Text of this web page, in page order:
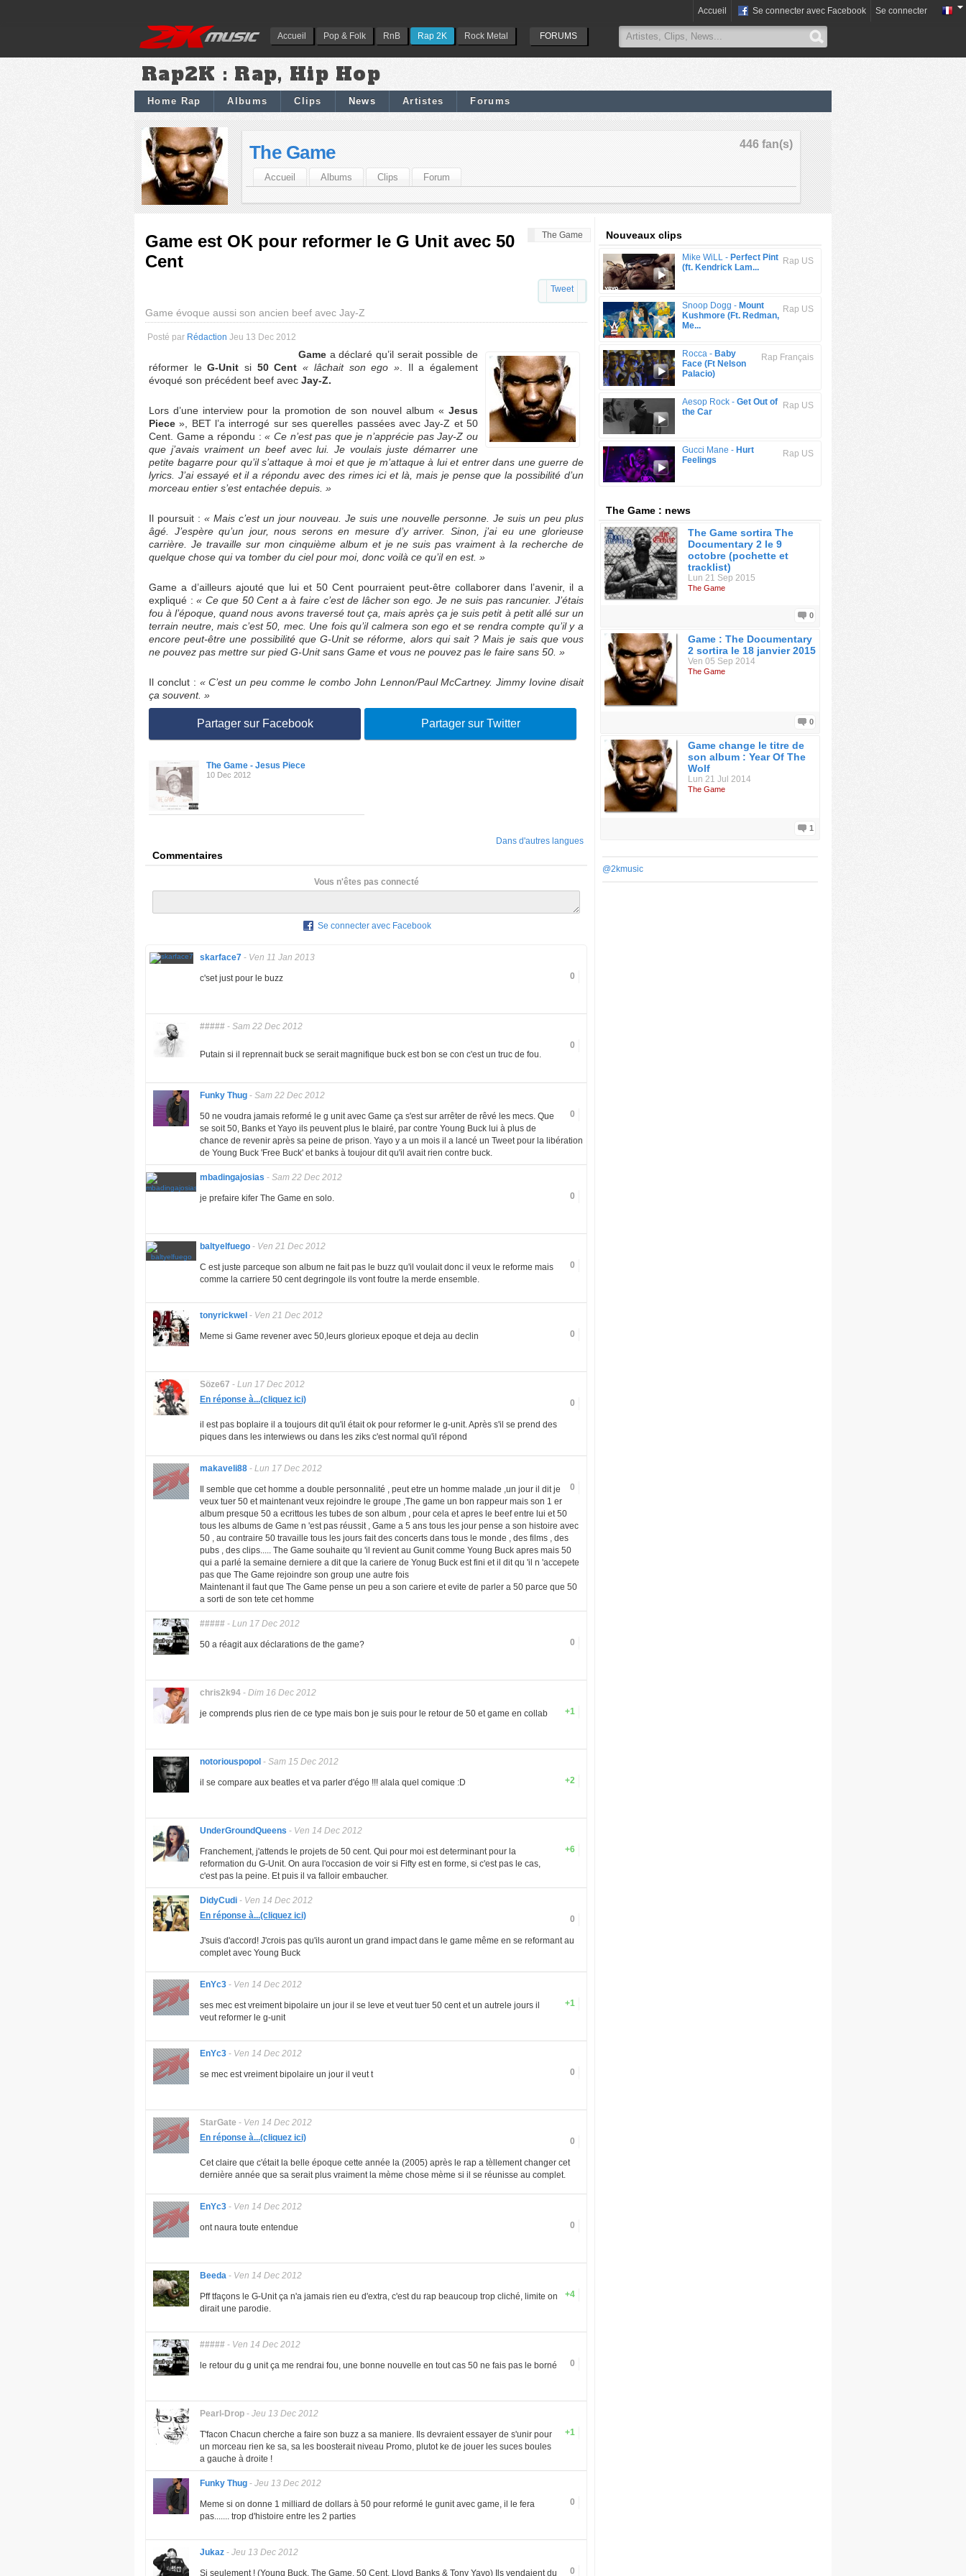
Accueil Pop & Folk RnB Rap 2K Rock Metal FORUMS
Accueil Se connecter avec Facebook Se connecter
Rap2K : Rap, Hip Hop
Home Rap Albums Clips News Artistes Forums
446 fan(s)
The Game
Accueil Albums Clips Forum
The Game
Game est OK pour reformer le G Unit avec 50
Cent
Tweet
Game évoque aussi son ancien beef avec Jay-Z
Posté par Rédaction Jeu 13 Dec 2012
Game a déclaré qu’il serait possible de
réformer leG-Unit si 50 Cent « lâchait son ego ». Il a également
évoqué son précédent beef avec Jay-Z.
Lors d’une interview pour la promotion de son nouvel album « Jesus
Piece », BET l’a interrogé sur ses querelles passées avec Jay-Z et 50
Cent. Game a répondu :« Ce n’est pas que je n’apprécie pas Jay-Z ou
que j’avais vraiment un beef avec lui. Je voulais juste démarrer une
petite bagarre pour qu’il s’attaque à moi et que je m’attaque à lui et entrer dans une guerre de
lyrics. J’ai essayé et il a répondu avec des rimes ici et là, mais je pense que la possibilité d’un
morceau entier s’est entachée depuis. »
Il poursuit : « Mais c’est un jour nouveau. Je suis une nouvelle personne. Je suis un peu plus
âgé. J’espère qu’un jour, nous serons en mesure d’y arriver. Sinon, j’ai eu une glorieuse
carrière. Je travaille sur mon cinquième album et je ne suis pas vraiment à la recherche de
quelque chose qui va tomber du ciel pour moi, donc voilà ce qu’il en est. »
Game a d’ailleurs ajouté que lui et 50 Cent pourraient peut-être collaborer dans l’avenir, il a
expliqué : « Ce que 50 Cent a à faire c’est de lâcher son ego. Je ne suis pas rancunier. J’étais
fou à l’époque, quand nous avons traversé tout ça, mais après ça je suis petit à petit allé sur un
terrain neutre, mais c’est 50, mec. Une fois qu’il calmera son ego et se rendra compte qu’il y a
encore peut-être une possibilité que G-Unit se réforme, alors qui sait ? Mais je sais que vous
ne pouvez pas mettre sur pied G-Unit sans Game et vous ne pouvez pas le faire sans 50. »
Il conclut : « C’est un peu comme le combo John Lennon/Paul McCartney. Jimmy Iovine disait
ça souvent. »
Partager sur Facebook Partager sur Twitter
The Game - Jesus Piece
10 Dec 2012
Dans d'autres langues
Commentaires
Vous n'êtes pas connecté
Se connecter avec Facebook
skarface7 - Ven 11 Jan 2013
0
c'set just pour le buzz
##### - Sam 22 Dec 2012
0
Putain si il reprennait buck se serait magnifique buck est bon se con c'est un truc de fou.
Funky Thug - Sam 22 Dec 2012
0
50 ne voudra jamais reformé le g unit avec Game ça s'est sur arrêter de rêvé les mecs. Que
se soit 50, Banks et Yayo ils peuvent plus le blairé, par contre Young Buck lui à plus de
chance de revenir après sa peine de prison. Yayo y a un mois il a lancé un Tweet pour la libération
de Young Buck 'Free Buck' et banks à toujour dit qu'il avait rien contre buck.
mbadingajosias - Sam 22 Dec 2012
0
je prefaire kifer The Game en solo.
baltyelfuego - Ven 21 Dec 2012
0
C est juste parceque son album ne fait pas le buzz qu'il voulait donc il veux le reforme mais
comme la carriere 50 cent degringole ils vont foutre la merde ensemble.
tonyrickwel - Ven 21 Dec 2012
0
Meme si Game revener avec 50,leurs glorieux epoque et deja au declin
Söze67 - Lun 17 Dec 2012
0
En réponse à...(cliquez ici)
il est pas boplaire il a toujours dit qu'il était ok pour reformer le g-unit. Après s'il se prend des
piques dans les interwiews ou dans les ziks c'est normal qu'il répond
makaveli88 - Lun 17 Dec 2012
0
Il semble que cet homme a double personnalité , peut etre un homme malade ,un jour il dit je
veux tuer 50 et maintenant veux rejoindre le groupe ,The game un bon rappeur mais son 1 er
album presque 50 a ecrittous les tubes de son album , pour cela et apres le beef entre lui et 50
tous les albums de Game n 'est pas réussit , Game a 5 ans tous les jour pense a son histoire avec
50 , au contraire 50 travaille tous les jours fait des concerts dans tous le monde , des films , des
pubs , des clips..... The Game souhaite qu 'il revient au Gunit comme Young Buck apres mais 50
qui a parlé la semaine derniere a dit que la cariere de Yonug Buck est fini et il dit qu 'il n 'accepete
pas que The Game rejoindre son group une autre fois
Maintenant il faut que The Game pense un peu a son cariere et evite de parler a 50 parce que 50
a sorti de son tete cet homme
##### - Lun 17 Dec 2012
0
50 a réagit aux déclarations de the game?
chris2k94 - Dim 16 Dec 2012
+1
je comprends plus rien de ce type mais bon je suis pour le retour de 50 et game en collab
notoriouspopol - Sam 15 Dec 2012
+2
il se compare aux beatles et va parler d'égo !!! alala quel comique :D
UnderGroundQueens - Ven 14 Dec 2012
+6
Franchement, j'attends le projets de 50 cent. Qui pour moi est determinant pour la
reformation du G-Unit. On aura l'occasion de voir si Fifty est en forme, si c'est pas le cas,
c'est pas la peine. Et puis il va falloir embaucher.
DidyCudi - Ven 14 Dec 2012
0
En réponse à...(cliquez ici)
J'suis d'accord! J'crois pas qu'ils auront un grand impact dans le game même en se reformant au
complet avec Young Buck
EnYc3 - Ven 14 Dec 2012
+1
ses mec est vreiment bipolaire un jour il se leve et veut tuer 50 cent et un autrele jours il
veut reformer le g-unit
EnYc3 - Ven 14 Dec 2012
0
se mec est vreiment bipolaire un jour il veut t
StarGate - Ven 14 Dec 2012
0
En réponse à...(cliquez ici)
Cet claire que c'était la belle époque cette année la (2005) après le rap a tèllement changer cet
dernière année que sa serait plus vraiment la mème chose mème si il se réunisse au complet.
EnYc3 - Ven 14 Dec 2012
0
ont naura toute entendue
Beeda - Ven 14 Dec 2012
+4
Pff tfaçons le G-Unit ça n'a jamais rien eu d'extra, c'est du rap beaucoup trop cliché, limite on
dirait une parodie.
##### - Ven 14 Dec 2012
0
le retour du g unit ça me rendrai fou, une bonne nouvelle en tout cas 50 ne fais pas le borné
Pearl-Drop - Jeu 13 Dec 2012
+1
T'facon Chacun cherche a faire son buzz a sa maniere. Ils devraient essayer de s'unir pour
un morceau rien ke sa, sa les boosterait niveau Promo, plutot ke de jouer les suces boules
a gauche à droite !
Funky Thug - Jeu 13 Dec 2012
0
Meme si on donne 1 milliard de dollars à 50 pour reformé le gunit avec game, il le fera
pas....... trop d'histoire entre les 2 parties
Jukaz - Jeu 13 Dec 2012
0
Si seulement ! (Young Buck, The Game, 50 Cent, Lloyd Banks & Tony Yayo) Ils vendaient du
Nouveaux clips
Rap US
Mike WiLL - Perfect Pint
(ft. Kendrick Lam...
Rap US
Snoop Dogg - Mount
Kushmore (Ft. Redman,
Me...
Rap Français
Rocca - Baby
Face (Ft Nelson
Palacio)
Rap US
Aesop Rock - Get Out of
the Car
Rap US
Gucci Mane - Hurt
Feelings
The Game : news
The Game sortira The
Documentary 2 le 9
octobre (pochette et
tracklist)
Lun 21 Sep 2015
The Game
0
Game : The Documentary
2 sortira le 18 janvier 2015
Ven 05 Sep 2014
The Game
0
Game change le titre de
son album : Year Of The
Wolf
Lun 21 Jul 2014
The Game
1
@2kmusic